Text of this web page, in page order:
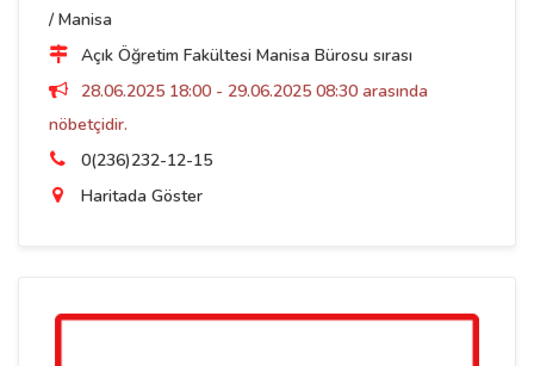
/ Manisa
Açık Öğretim Fakültesi Manisa Bürosu sırası
28.06.2025 18:00 - 29.06.2025 08:30 arasında
nöbetçidir.
0(236)232-12-15
Haritada Göster